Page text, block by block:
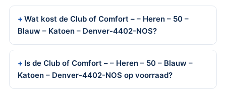
Wat kost de Club of Comfort – – Heren – 50 –
Blauw – Katoen – Denver-4402-NOS?
Is de Club of Comfort – – Heren – 50 – Blauw –
Katoen – Denver-4402-NOS op voorraad?